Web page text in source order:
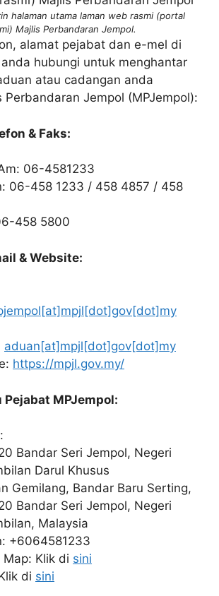
halaman utama laman web rasmi (portal
Majlis Perbandaran Jempol.
alamat pejabat dan e-mel di
hubungi untuk menghantar
atau cadangan anda
Perbandaran Jempol (MPJempol):
& Faks:
06-4581233
06-458 1233 / 458 4857 / 458
458 5800
& Website:
aduan[at]mpjl[dot]gov[dot]my
https://mpjl.gov.my/
Pejabat MPJempol:
Bandar Seri Jempol, Negeri
Darul Khusus
Gemilang, Bandar Baru Serting,
Bandar Seri Jempol, Negeri
Malaysia
+6064581233
Map: Klik di sini
di sini